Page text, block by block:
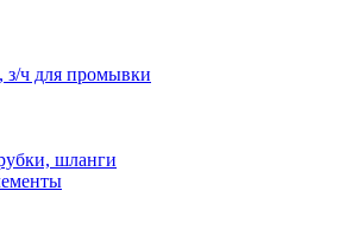
з/ч для промывки
шланги